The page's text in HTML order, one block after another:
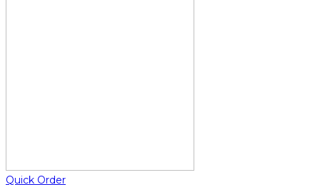
Quick Order